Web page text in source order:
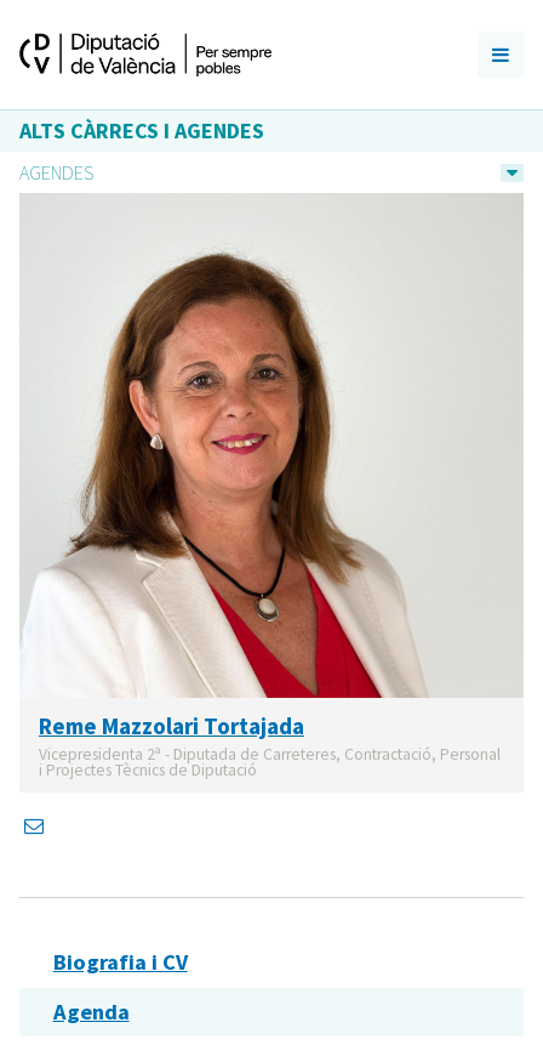
ALTS CÀRRECS I AGENDES
AGENDES
Reme Mazzolari Tortajada
Vicepresidenta 2ª - Diputada de Carreteres, Contractació, Personal
i Projectes Tècnics de Diputació
Biografia i CV
Agenda